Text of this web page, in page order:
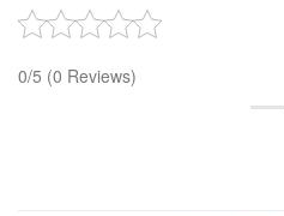
0/5 (0 Reviews)